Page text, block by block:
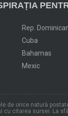
Rep.
Cuba
Bahamas
Mexic
de orice natură
cu citarea sursei. La